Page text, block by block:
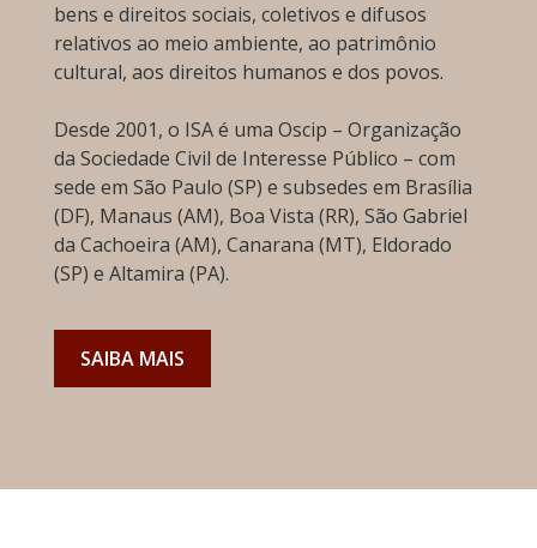
bens e direitos sociais, coletivos e difusos
relativos ao meio ambiente, ao patrimônio
cultural, aos direitos humanos e dos povos.
Desde 2001, o ISA é uma Oscip – Organização
da Sociedade Civil de Interesse Público – com
sede em São Paulo (SP) e subsedes em Brasília
(DF), Manaus (AM), Boa Vista (RR), São Gabriel
da Cachoeira (AM), Canarana (MT), Eldorado
(SP) e Altamira (PA).
SAIBA MAIS